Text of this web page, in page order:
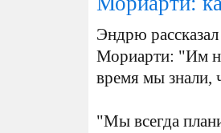
Эндрю
Мориарти: "Им
время мы знали,
"Мы всегда